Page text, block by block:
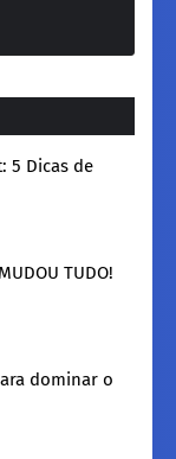
5 Dicas de
TUDO!
dominar o